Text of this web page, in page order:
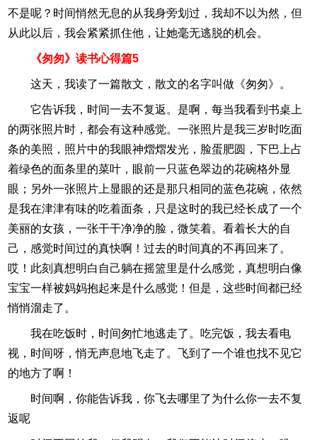
不是呢？时间悄然无息的从我身旁划过，我却不以为然，但
从此以后，我会紧紧抓住他，让她毫无逃脱的机会。
《匆匆》读书心得篇5
这天，我读了一篇散文，散文的名字叫做《匆匆》。
它告诉我，时间一去不复返。是啊，每当我看到书桌上
的两张照片时，都会有这种感觉。一张照片是我三岁时吃面
条的美照，照片中的我眼神熠熠发光，脸蛋肥圆，下巴上占
着绿色的面条里的菜叶，眼前一只蓝色翠边的花碗格外显
眼；另外一张照片上显眼的还是那只相同的蓝色花碗，依然
是我在津津有味的吃着面条，只是这时的我已经长成了一个
美丽的女孩，一张干干净净的脸，微笑着。看着长大的自
己，感觉时间过的真快啊！过去的时间真的不再回来了。
哎！此刻真想明白自己躺在摇篮里是什么感觉，真想明白像
宝宝一样被妈妈抱起来是什么感觉！但是，这些时间都已经
悄悄溜走了。
我在吃饭时，时间匆忙地逃走了。吃完饭，我去看电
视，时间呀，悄无声息地飞走了。飞到了一个谁也找不见它
的地方了啊！
时间啊，你能告诉我，你飞去哪里了为什么你一去不复
返呢